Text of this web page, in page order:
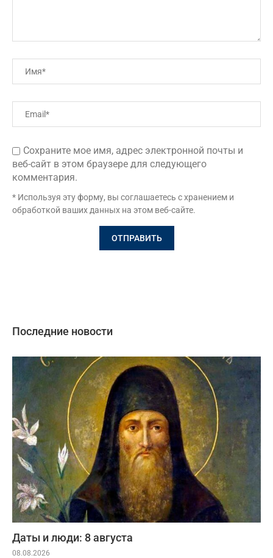
Сохраните мое имя, адрес электронной почты и
веб-сайт в этом браузере для следующего
комментария.
* Используя эту форму, вы соглашаетесь с хранением и
обработкой ваших данных на этом веб-сайте.
Последние новости
Даты и люди: 8 августа
08.08.2026